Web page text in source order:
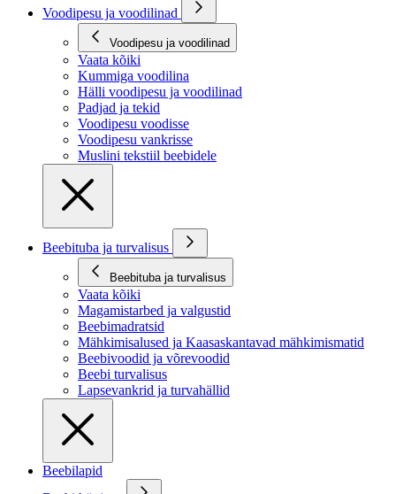
Voodipesu ja voodilinad
Voodipesu ja voodilinad
Vaata kõiki
Kummiga voodilina
Hälli voodipesu ja voodilinad
Padjad ja tekid
Voodipesu voodisse
Voodipesu vankrisse
Muslini tekstiil beebidele
Beebituba ja turvalisus
Beebituba ja turvalisus
Vaata kõiki
Magamistarbed ja valgustid
Beebimadratsid
Mähkimisalused ja Kaasaskantavad mähkimismatid
Beebivoodid ja võrevoodid
Beebi turvalisus
Lapsevankrid ja turvahällid
Beebilapid